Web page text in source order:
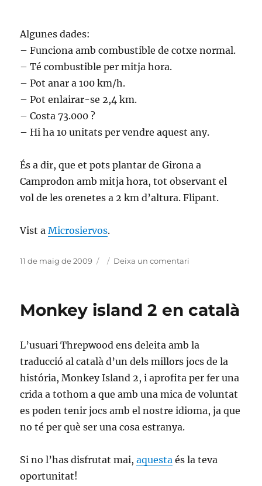
Algunes dades:
– Funciona amb combustible de cotxe normal.
– Té combustible per mitja hora.
– Pot anar a 100 km/h.
– Pot enlairar-se 2,4 km.
– Costa 73.000 ?
– Hi ha 10 unitats per vendre aquest any.
És a dir, que et pots plantar de Girona a
Camprodon amb mitja hora, tot observant el
vol de les orenetes a 2 km d’altura. Flipant.
Vist aMicrosiervos.
Publicat
11 de maig de 2009 Categories
Deixa un comentari
sobren
Monkey island 2 en català
L’usuari Threpwood ens deleita amb la
traducció al català d’un dels millors jocs de la
história, Monkey Island 2, i aprofita per fer una
crida a tothom a que amb una mica de voluntat
es poden tenir jocs amb el nostre idioma, ja que
no té per què ser una cosa estranya.
Si no l’has disfrutat mai,aquesta és la teva
oportunitat!